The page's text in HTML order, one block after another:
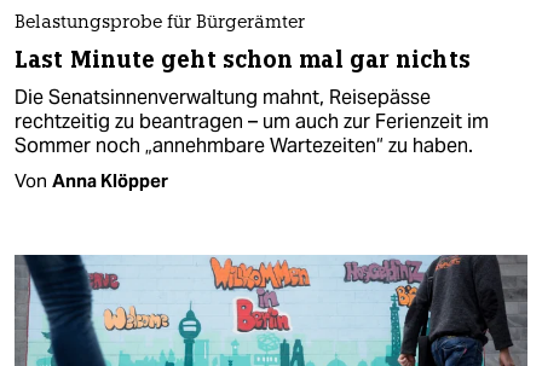
Belastungsprobe für Bürgerämter
Last Minute geht schon mal gar nichts
Die Senatsinnenverwaltung mahnt, Reisepässe
rechtzeitig zu beantragen – um auch zur Ferienzeit im
Sommer noch „annehmbare Wartezeiten“ zu haben.
Von Anna Klöpper